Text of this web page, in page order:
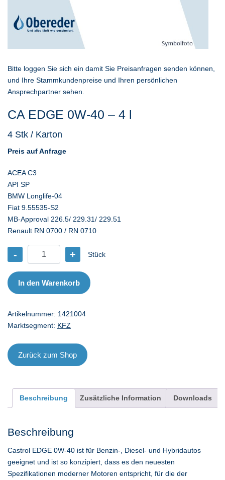
CA EDGE 0W-40 – 4 l
4 Stk / Karton
Preis auf Anfrage
ACEA C3
API SP
BMW Longlife-04
Fiat 9.55535-S2
MB-Approval 226.5/ 229.31/ 229.51
Renault RN 0700 / RN 0710
CA
EDGE
0W-
40
4
l
- + Stück
In den Warenkorb
Artikelnummer: 1421004
Marktsegment: KFZ
Zurück zum Shop
Bitte loggen Sie sich ein damit Sie Preisanfragen senden können,
und Ihre Stammkundenpreise und Ihren persönlichen
Ansprechpartner sehen.
Beschreibung Zusätzliche Information Downloads
Beschreibung
Castrol EDGE 0W-40 ist für Benzin-, Diesel- und Hybridautos
geeignet und ist so konzipiert, dass es den neuesten
Spezifikationen moderner Motoren entspricht, für die der